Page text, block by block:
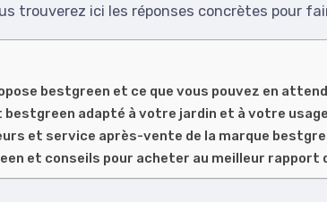
trouverez ici les réponses concrètes pour
bestgreen et ce que vous pouvez en
bestgreen adapté à votre jardin et à votre usage
et service après-vente de la marque
et conseils pour acheter au meilleur rapport